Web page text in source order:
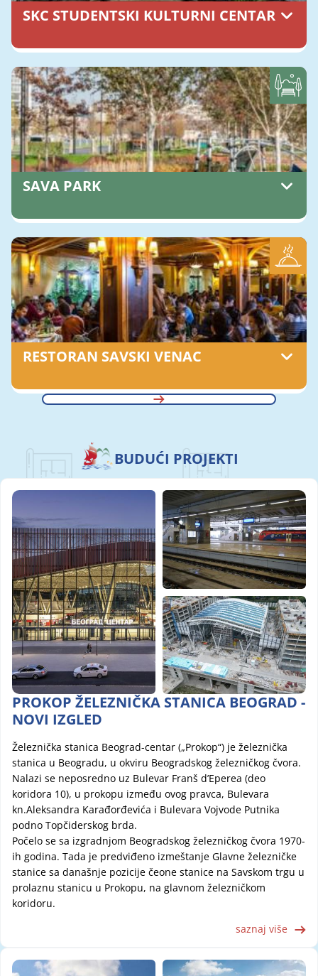
SKC STUDENTSKI KULTURNI CENTAR
0113602009
SAVA PARK
od najvećih zelenih površina u centru grada.
RESTORAN SAVSKI VENAC
“šmek” i tradiciju ovog grada u kome su kafane
oduvek bile njegov zaštitni znak.
BUDUĆI PROJEKTI
Image Image
Image
PROKOP ŽELEZNIČKA STANICA BEOGRAD -
NOVI IZGLED
Železnička stanica Beograd-centar („Prokop“) je železnička
stanica u Beogradu, u okviru Beogradskog železničkog čvora.
Nalazi se neposredno uz Bulevar Franš d’Eperea (deo
koridora 10), u prokopu između ovog pravca, Bulevara
kn.Aleksandra Karađorđevića i Bulevara Vojvode Putnika
podno Topčiderskog brda.
Počelo se sa izgradnjom Beogradskog železničkog čvora 1970-
ih godina. Tada je predviđeno izmeštanje Glavne železničke
stanice sa današnje pozicije čeone stanice na Savskom trgu u
prolaznu stanicu u Prokopu, na glavnom železničkom
koridoru.
saznaj više
Image Image